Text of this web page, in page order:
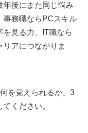
年後にまた同じ悩み
事務職ならPCスキル
見る力、IT職なら
アにつながりま
を覚えられるか、3
ください。